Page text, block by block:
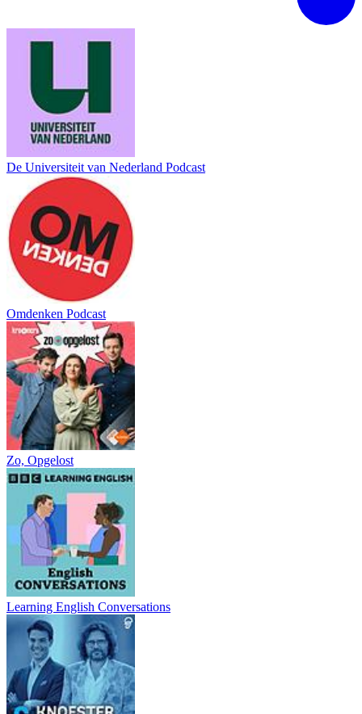
De Universiteit van Nederland Podcast
Omdenken Podcast
Zo, Opgelost
Learning English Conversations